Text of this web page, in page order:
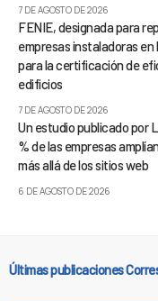
7 DE AGOSTO DE 2026
FENIE, designada para
empresas instaladoras en
para la certificación de
edificios
7 DE AGOSTO DE 2026
Un estudio publicado por
% de las empresas
más allá de los sitios web
6 DE AGOSTO DE 2026
Últimas publicaciones